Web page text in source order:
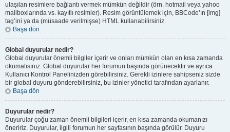
ulaşılan resimlere bağlantı vermek mümkün değildir (örn. hotmail veya yahoo
mailboxlarında vs. kayıtlı resimler). Resim görüntülemek için, BBCode’ın [img]
tag’ini ya da (müsaade verilmişse) HTML kullanabilirsiniz.
Başa dön
Global duyurular nedir?
Global duyurular önemli bilgiler içerir ve onları mümkün olan en kısa zamanda
okumalısınız. Global duyurular her forumun başında görünecektir ve ayrıca
Kullanıcı Kontrol Panelinizden görebilirsiniz. Gerekli izinlere sahipseniz sizde
bir global duyuru gönderebilirsiniz, bu izinler yönetici tarafından ayarlanır.
Başa dön
Duyurular nedir?
Duyurular çoğu zaman önemli bilgileri içerir, en kısa zamanda okumanızı
öneririz. Duyurular, ilgili forumun her sayfasının başında görülür. Duyuru